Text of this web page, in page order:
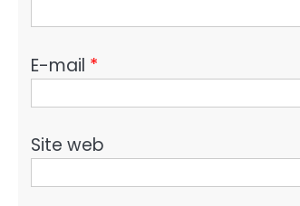
E-mail *
Site web